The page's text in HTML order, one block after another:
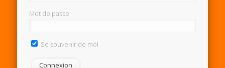
Mot de passe
Se souvenir de moi